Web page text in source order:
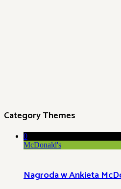
Category Themes
0
McDonald's
Nagroda w Ankieta